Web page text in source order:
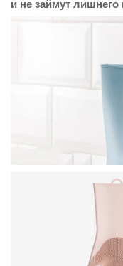
и не займут лишнего